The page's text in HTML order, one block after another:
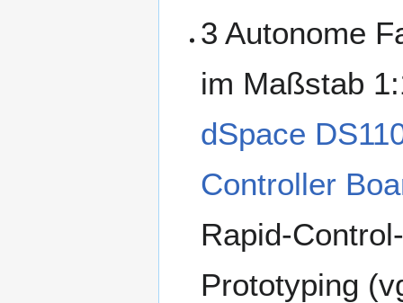
3 Autonome
im Maßstab
dSpace
Controller
Rapid-
Prototyping